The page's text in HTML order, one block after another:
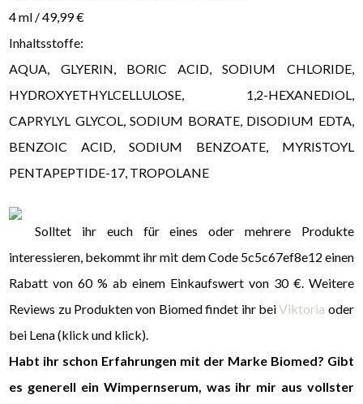
4 ml / 49,99 €
Inhaltsstoffe:
AQUA, GLYERIN, BORIC ACID, SODIUM CHLORIDE,
HYDROXYETHYLCELLULOSE, 1,2-HEXANEDIOL,
CAPRYLYL GLYCOL, SODIUM BORATE, DISODIUM EDTA,
BENZOIC ACID, SODIUM BENZOATE, MYRISTOYL
PENTAPEPTIDE-17, TROPOLANE
Solltet ihr euch für eines oder mehrere Produkte
interessieren, bekommt ihr mit dem Code 5c5c67ef8e12 einen
Rabatt von 60 % ab einem Einkaufswert von 30 €. Weitere
Reviews zu Produkten von Biomed findet ihr beiViktoria oder
bei Lena (klick und klick).
Habt ihr schon Erfahrungen mit der Marke Biomed? Gibt
es generell ein Wimpernserum, was ihr mir aus vollster